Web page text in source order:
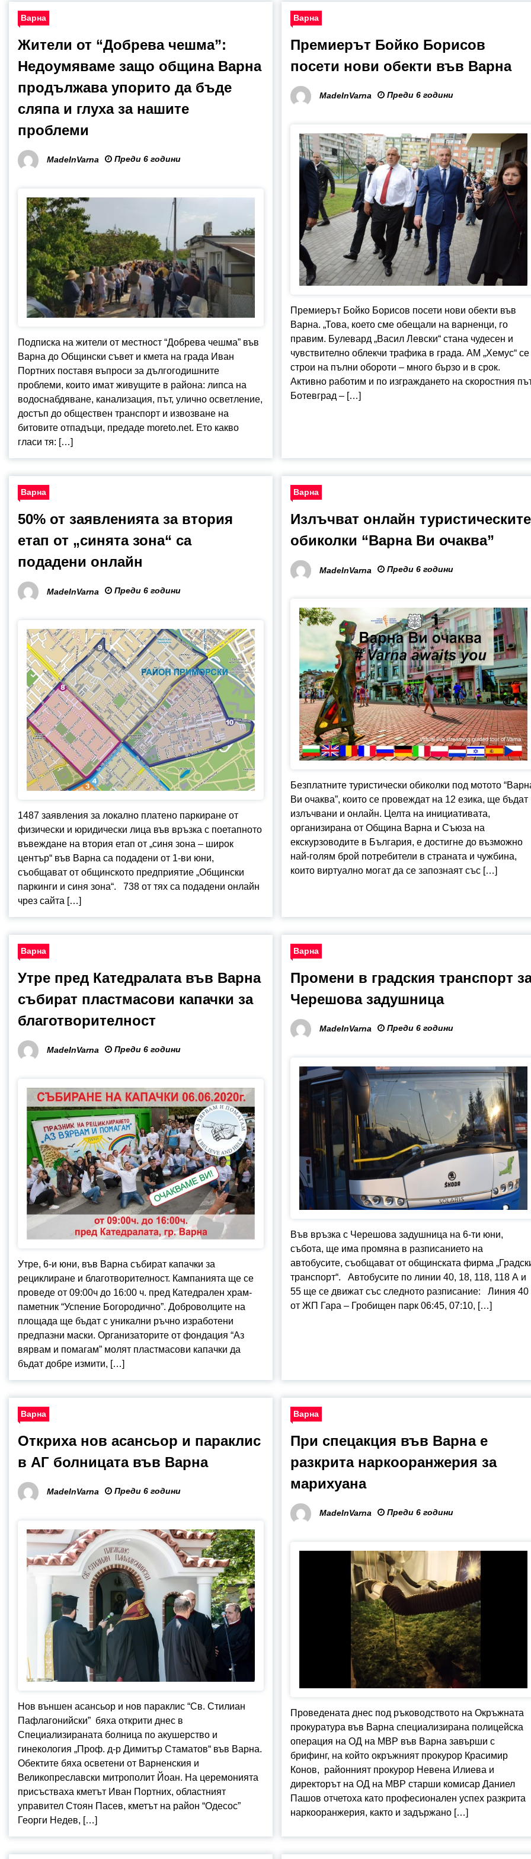
Варна
Жители от “Добрева чешма”:
Недоумяваме защо община Варна
продължава упорито да бъде
сляпа и глуха за нашите
проблеми
MadeInVarna Преди 6 години
Подписка на жители от местност “Добрева чешма” във
Варна до Общински съвет и кмета на града Иван
Портних поставя въпроси за дългогодишните
проблеми, които имат живущите в района: липса на
водоснабдяване, канализация, път, улично осветление,
достъп до обществен транспорт и извозване на
битовите отпадъци, предаде moreto.net. Ето какво
гласи тя: […]
Варна
Премиерът Бойко Борисов
посети нови обекти във Варна
MadeInVarna Преди 6 години
Премиерът Бойко Борисов посети нови обекти във
Варна. „Това, което сме обещали на варненци, го
правим. Булевард „Васил Левски“ стана чудесен и
чувствително облекчи трафика в града. АМ „Хемус“ се
строи на пълни обороти – много бързо и в срок.
Активно работим и по изграждането на скоростния
Ботевград – […]
Варна
50% от заявленията за втория
етап от „синята зона“ са
подадени онлайн
MadeInVarna Преди 6 години
1487 заявления за локално платено паркиране от
физически и юридически лица във връзка с поетапното
въвеждане на втория етап от „синя зона – широк
център“ във Варна са подадени от 1-ви юни,
съобщават от общинското предприятие „Общински
паркинги и синя зона“. 738 от тях са подадени онлайн
чрез сайта […]
Варна
Излъчват онлайн туристическите
обиколки “Варна Ви очаква”
MadeInVarna Преди 6 години
Безплатните туристически обиколки под мотото
Ви очаква”, които се провеждат на 12 езика, ще бъдат
излъчвани и онлайн. Целта на инициативата,
организирана от Община Варна и Съюза на
екскурзоводите в България, е достигне до възможно
най-голям брой потребители в страната и чужбина,
които виртуално могат да се запознаят със […]
Варна
Утре пред Катедралата във Варна
събират пластмасови капачки за
благотворителност
MadeInVarna Преди 6 години
Утре, 6-и юни, във Варна събират капачки за
рециклиране и благотворителност. Кампанията ще се
проведе от 09:00ч до 16:00 ч. пред Катедрален храм-
паметник “Успение Богородично”. Доброволците на
площада ще бъдат с уникални ръчно изработени
предпазни маски. Организаторите от фондация “Аз
вярвам и помагам” молят пластмасови капачки да
бъдат добре измити, […]
Варна
Промени в градския транспорт
Черешова задушница
MadeInVarna Преди 6 години
Във връзка с Черешова задушница на 6-ти юни,
събота, ще има промяна в разписанието на
автобусите, съобщават от общинската фирма
транспорт“. Автобусите по линии 40, 18, 118, 118 А и
55 ще се движат със следното разписание: Линия 40
от ЖП Гара – Гробищен парк 06:45, 07:10, […]
Варна
Откриха нов асансьор и параклис
в АГ болницата във Варна
MadeInVarna Преди 6 години
Нов външен асансьор и нов параклис “Св. Стилиан
Пафлагонийски” бяха открити днес в
Специализираната болница по акушерство и
гинекология „Проф. д-р Димитър Стаматов“ във Варна.
Обектите бяха осветени от Варненския и
Великопреславски митрополит Йоан. На церемонията
присъстваха кметът Иван Портних, областният
управител Стоян Пасев, кметът на район “Одесос”
Георги Недев, […]
Варна
При спецакция във Варна е
разкрита наркооранжерия за
марихуана
MadeInVarna Преди 6 години
Проведената днес под ръководството на Окръжната
прокуратура във Варна специализирана полицейска
операция на ОД на МВР във Варна завърши с
брифинг, на който окръжният прокурор Красимир
Конов, районният прокурор Невена Илиева и
директорът на ОД на МВР старши комисар Даниел
Пашов отчетоха като професионален успех разкрита
наркооранжерия, както и задържано […]